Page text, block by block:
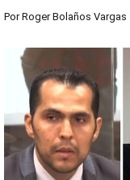
Por Roger Bolaños Vargas